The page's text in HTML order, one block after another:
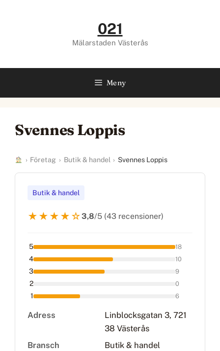
021
Mälarstaden Västerås
Meny
Svennes Loppis
› Företag › Butik & handel › Svennes Loppis
Butik & handel
★★★★☆3,8/5 (43 recensioner)
5 18
4 10
3 9
2 0
1 6
Adress
Linblocksgatan 3, 721
38 Västerås
Bransch
Butik & handel